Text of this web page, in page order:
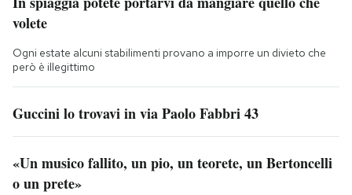
volete
Ogni estate alcuni stabilimenti provano a imporre un divieto che
però è illegittimo
Guccini lo trovavi in via Paolo Fabbri 43
«Un musico fallito, un pio, un teorete, un Bertoncelli
o un prete»